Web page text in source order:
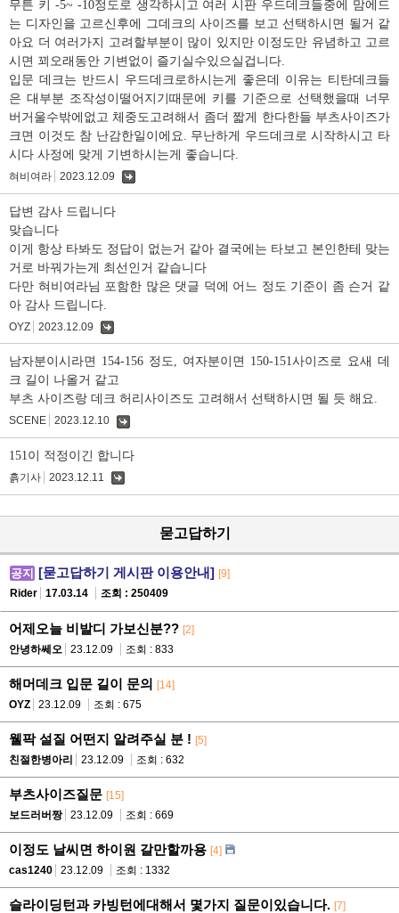
무튼 키 -5~ -10정도로 생각하시고 여러 시판 우드데크들중에 맘에드
는 디자인을 고르신후에 그데크의 사이즈를 보고 선택하시면 될거 같
아요 더 여러가지 고려할부분이 많이 있지만 이정도만 유념하고 고르
시면 꾀오래동안 기변없이 즐기실수있으실겁니다.
입문 데크는 반드시 우드데크로하시는게 좋은데 이유는 티탄데크들
은 대부분 조작성이떨어지기때문에 키를 기준으로 선택했을때 너무
버거울수밖에없고 체중도고려해서 좀더 짧게 한다한들 부츠사이즈가
크면 이것도 참 난감한일이에요. 무난하게 우드데크로 시작하시고 타
시다 사정에 맞게 기변하시는게 좋습니다.
혀비여라 2023.12.09
답변 감사 드립니다
맞습니다
이게 항상 타봐도 정답이 없는거 같아 결국에는 타보고 본인한테 맞는
거로 바꿔가는게 최선인거 같습니다
다만 혀비여라님 포함한 많은 댓글 덕에 어느 정도 기준이 좀 슨거 같
아 감사 드립니다.
OYZ 2023.12.09
남자분이시라면 154-156 정도, 여자분이면 150-151사이즈로 요새 데
크 길이 나올거 같고
부츠 사이즈랑 데크 허리사이즈도 고려해서 선택하시면 될 듯 해요.
SCENE 2023.12.10
151이 적정이긴 합니다
흙기사 2023.12.11
묻고답하기
공지 [묻고답하기 게시판 이용안내] [9]
Rider
17.03.14 조회 : 250409
어제오늘 비발디 가보신분?? [2]
안녕하쎄오
23.12.09 조회 : 833
해머데크 입문 길이 문의 [14]
OYZ
23.12.09 조회 : 675
웰팍 설질 어떤지 알려주실 분 ! [5]
친절한병아리
23.12.09 조회 : 632
부츠사이즈질문 [15]
보드러버짱
23.12.09 조회 : 669
이정도 날씨면 하이원 갈만할까용 [4]
cas1240
23.12.09 조회 : 1332
슬라이딩턴과 카빙턴에대해서 몇가지 질문이있습니다. [7]